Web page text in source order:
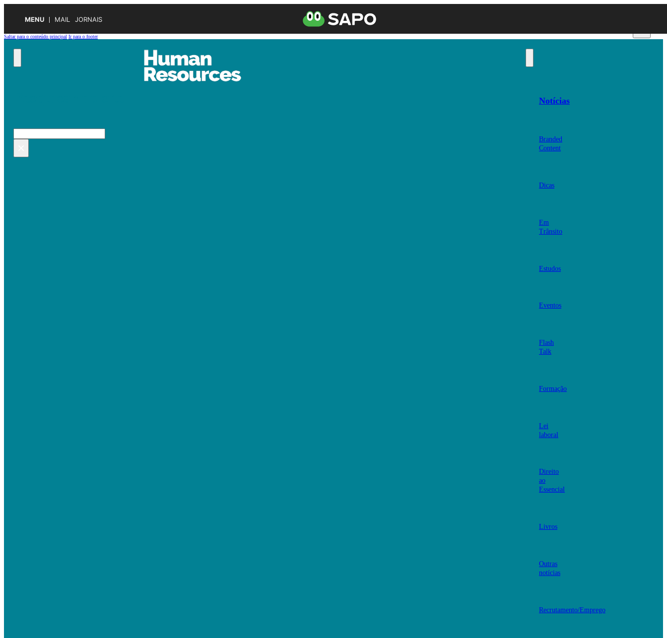
MENU MAIL JORNAIS
Saltar para o conteúdo principal Ir para o footer
Pesquisar
Notícias
Branded
Content
Dicas
Em
Trânsito
Estudos
Eventos
Flash
Talk
Formação
Lei
laboral
Direito
ao
Essencial
Livros
Outras
notícias
Recrutamento/Emprego